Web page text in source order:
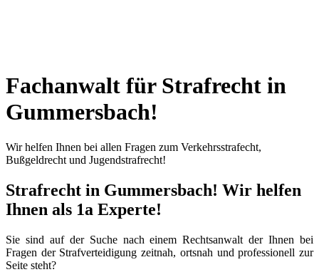
Fachanwalt für Strafrecht in
Gummersbach!
Wir helfen Ihnen bei allen Fragen zum Verkehrsstrafecht,
Bußgeldrecht und Jugendstrafrecht!
Strafrecht in Gummersbach! Wir helfen
Ihnen als 1a Experte!
Sie sind auf der Suche nach einem Rechtsanwalt der Ihnen bei
Fragen der Strafverteidigung zeitnah, ortsnah und professionell zur
Seite steht?